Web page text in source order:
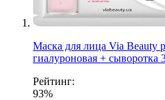
Маска для лица Via Beauty
гиалуроновая + сыворотка
Рейтинг:
93%